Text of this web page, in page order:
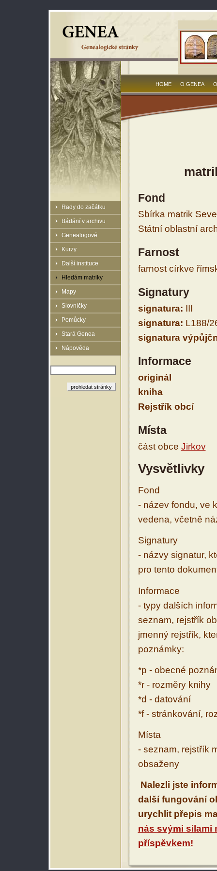
Rady do začátku
Bádání v archivu
Genealogové
Kurzy
Další instituce
Hledám matriky
Mapy
Slovníčky
Pomůcky
Stará Genea
Nápověda
HOME O GENEA
Fond
Sbírka matrik
Státní oblastní
Farnost
farnost církve
Signatury
signatura: III
signatura: L188/
signatura
Informace
originál
kniha
Rejstřík obcí
Místa
část obce Jirkov
Vysvětlivky
Fond
- název fondu, ve
vedena, včetně
Signatury
- názvy signatur,
pro tento
Informace
- typy dalších
seznam, rejstřík
jmenný rejstřík,
poznámky:
*p - obecné
*r - rozměry knihy
*d - datování
*f - stránkování,
Místa
- seznam, rejstřík
obsaženy
Nalezli jste
další fungování
urychlit přepis
nás svými silami
příspěvkem!